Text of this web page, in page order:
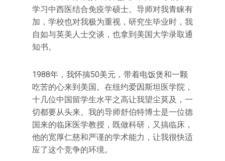
学习中西医结合免疫学硕士。导师对我青睐有
加，学校也对我极为重视，研究生毕业时，我
自如与英美人士交谈，也拿到美国大学录取通
知书。
1988年，我怀揣50美元，带着电饭煲和一颗
吃苦的心来到美国。在纽约爱因斯坦医学院，
十几位中国留学生水平之高让我望尘莫及，一
切都要从头来。我的导师舒伯特博士是一位德
国来的临床医学教授，既做科研，又搞临床，
他的宽厚仁慈和严谨的学术能力，让我很快适
应了这个竞争的环境。